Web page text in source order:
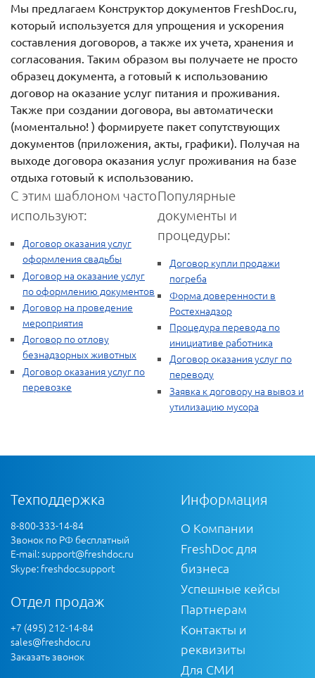
Мы предлагаем Конструктор документов FreshDoc.ru,
который используется для упрощения и ускорения
составления договоров, а также их учета, хранения и
согласования. Таким образом вы получаете не просто
образец документа, а готовый к использованию
договор на оказание услуг питания и проживания.
Также при создании договора, вы автоматически
(моментально! ) формируете пакет сопутствующих
документов (приложения, акты, графики). Получая на
выходе договора оказания услуг проживания на базе
отдыха готовый к использованию.
С этим шаблоном часто
используют:
Договор оказания услуг
оформления свадьбы
Договор на оказание услуг
по оформлению документов
Договор на проведение
мероприятия
Договор по отлову
безнадзорных животных
Договор оказания услуг по
перевозке
Популярные
документы и
процедуры:
Договор купли продажи
погреба
Форма доверенности в
Ростехнадзор
Процедура перевода по
инициативе работника
Договор оказания услуг по
переводу
Заявка к договору на вывоз и
утилизацию мусора
Техподдержка
8-800-333-14-84
Звонок по РФ бесплатный
E-mail:support@freshdoc.ru
Skype: freshdoc.support
Отдел продаж
+7 (495) 212-14-84
sales@freshdoc.ru
Заказать звонок
Информация
О Компании
FreshDoc для
бизнеса
Успешные кейсы
Партнерам
Контакты и
реквизиты
Для СМИ